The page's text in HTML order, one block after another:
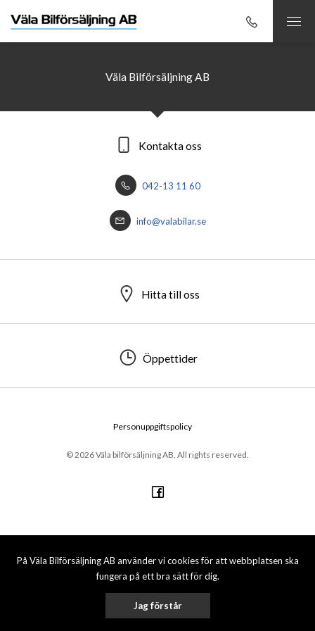
På Väla Bilförsäljning AB använder vi cookies för att webbplatsen ska
fungera på ett bra sätt för dig.
Jag förstår
Väla Bilförsäljning AB
Kontakta oss
042-13 11 60
info@valabilar.se
Hitta till oss
Öppettider
© 2026 Väla bilförsäljning AB. All rights reserved.
Personuppgiftspolicy